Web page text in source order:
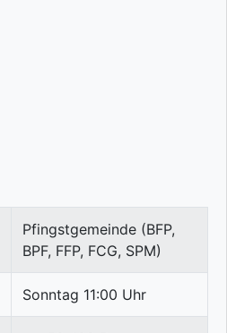
Pfingstgemeinde (BFP,
BPF, FFP, FCG, SPM)
Sonntag 11:00 Uhr